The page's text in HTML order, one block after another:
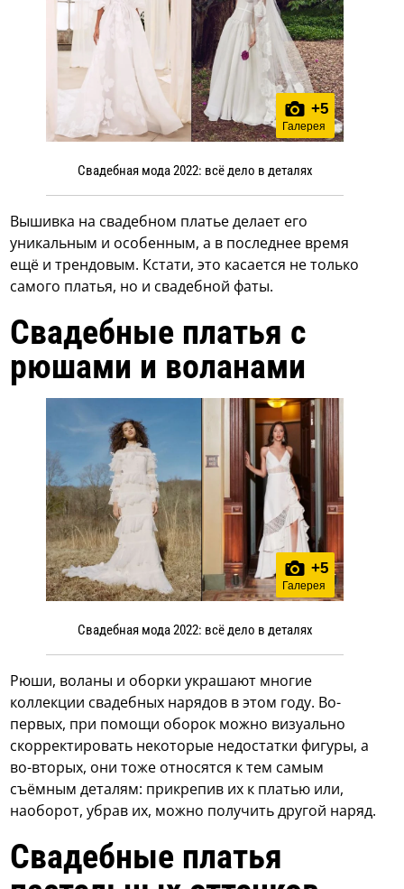
+5
Галерея
Свадебная мода 2022: всё дело в деталях
Вышивка на свадебном платье делает его
уникальным и особенным, а в последнее время
ещё и трендовым. Кстати, это касается не только
самого платья, но и свадебной фаты.
Свадебные платья с
рюшами и воланами
+5
Галерея
Свадебная мода 2022: всё дело в деталях
Рюши, воланы и оборки украшают многие
коллекции свадебных нарядов в этом году. Во-
первых, при помощи оборок можно визуально
скорректировать некоторые недостатки фигуры, а
во-вторых, они тоже относятся к тем самым
съёмным деталям: прикрепив их к платью или,
наоборот, убрав их, можно получить другой наряд.
Свадебные платья